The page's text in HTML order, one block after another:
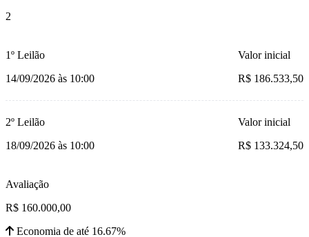
2
1º Leilão
14/09/2026 às 10:00
Valor inicial
R$ 186.533,50
2º Leilão
18/09/2026 às 10:00
Valor inicial
R$ 133.324,50
Avaliação
R$ 160.000,00
Economia de até 16.67%